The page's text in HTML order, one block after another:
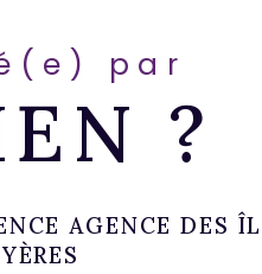
par
?
AGENCE DES